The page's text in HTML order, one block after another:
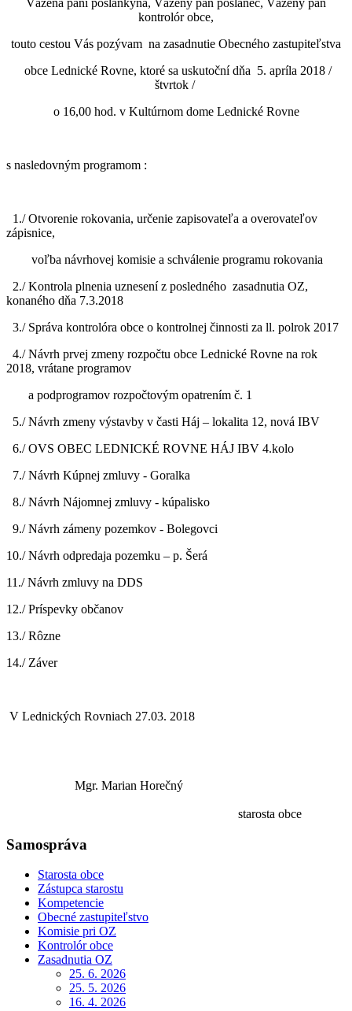
kontrolór obce,
touto cestou Vás pozývam na zasadnutie Obecného zastupiteľstva
obce Lednické Rovne, ktoré sa uskutoční dňa 5. apríla 2018 /
štvrtok /
o 16,00 hod. v Kultúrnom dome Lednické Rovne
s nasledovným programom :
1./ Otvorenie rokovania, určenie zapisovateľa a overovateľov
zápisnice,
voľba návrhovej komisie a schválenie programu rokovania
2./ Kontrola plnenia uznesení z posledného zasadnutia OZ,
konaného dňa 7.3.2018
3./ Správa kontrolóra obce o kontrolnej činnosti za ll. polrok 2017
4./ Návrh prvej zmeny rozpočtu obce Lednické Rovne na rok
2018, vrátane programov
a podprogramov rozpočtovým opatrením č. 1
5./ Návrh zmeny výstavby v časti Háj – lokalita 12, nová IBV
6./ OVS OBEC LEDNICKÉ ROVNE HÁJ IBV 4.kolo
7./ Návrh Kúpnej zmluvy - Goralka
8./ Návrh Nájomnej zmluvy - kúpalisko
9./ Návrh zámeny pozemkov - Bolegovci
10./ Návrh odpredaja pozemku – p. Šerá
11./ Návrh zmluvy na DDS
12./ Príspevky občanov
13./ Rôzne
14./ Záver
V Lednických Rovniach 27.03. 2018
Mgr. Marian Horečný
starosta obce
Samospráva
Starosta obce
Zástupca starostu
Kompetencie
Obecné zastupiteľstvo
Komisie pri OZ
Kontrolór obce
Zasadnutia OZ
25. 6. 2026
25. 5. 2026
16. 4. 2026